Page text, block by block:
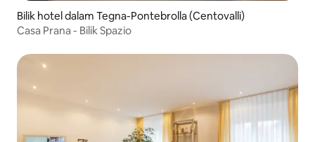
Bilik hotel dalam Tegna-Pontebrolla (Centovalli)
Casa Prana - Bilik Spazio